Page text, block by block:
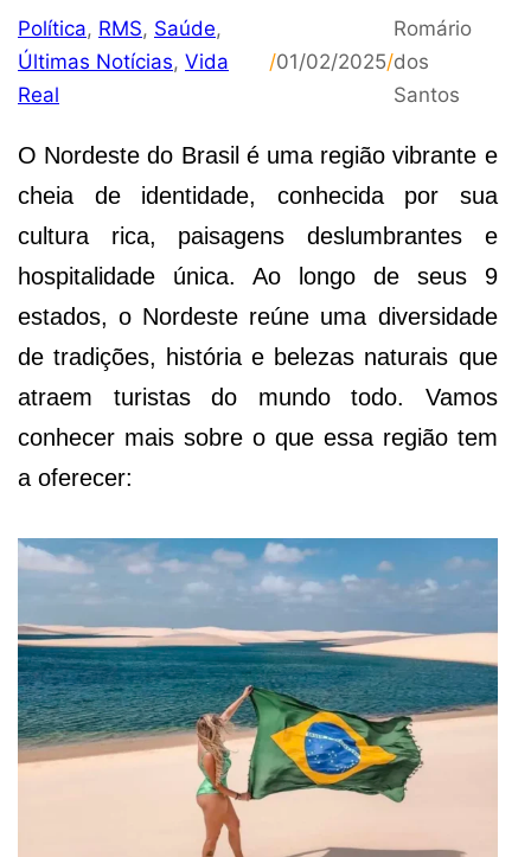
Política, RMS, Saúde,
Últimas Notícias, Vida
Real
/01/02/2025/
Romário
dos
Santos
O Nordeste do Brasil é uma região vibrante e
cheia de identidade, conhecida por sua
cultura rica, paisagens deslumbrantes e
hospitalidade única. Ao longo de seus 9
estados, o Nordeste reúne uma diversidade
de tradições, história e belezas naturais que
atraem turistas do mundo todo. Vamos
conhecer mais sobre o que essa região tem
a oferecer: